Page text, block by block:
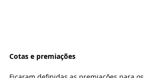
Cotas e premiações